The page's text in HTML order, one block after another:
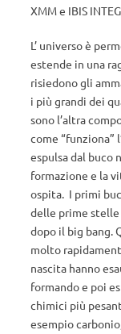
XMM e IBIS
L’ universo è
estende in una
risiedono gli
i più grandi dei
sono l’altra
come “funziona”
espulsa dal buco
formazione e la
ospita. I primi
delle prime stelle
dopo il big bang.
molto
nascita hanno
formando e poi
chimici più
esempio